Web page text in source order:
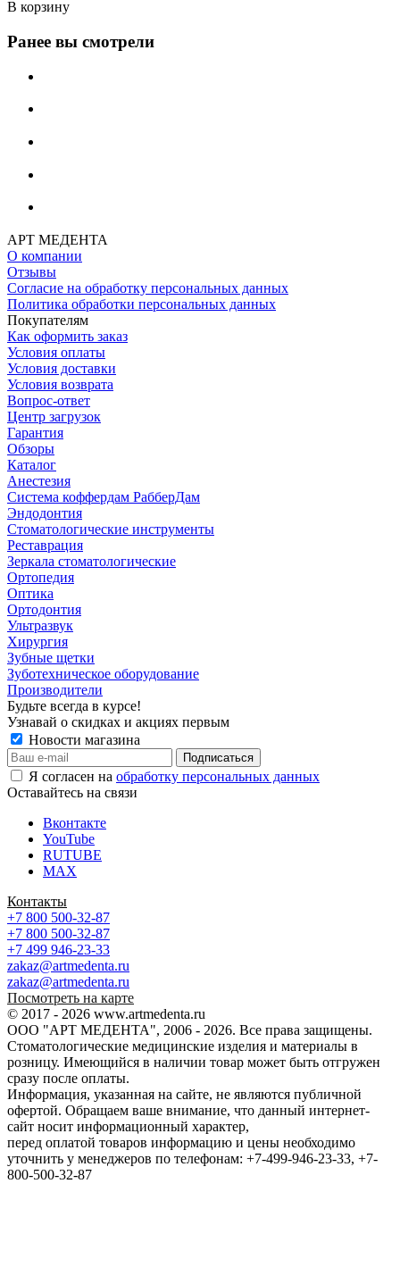
В корзину
Ранее вы смотрели
АРТ МЕДЕНТА
О компании
Отзывы
Согласие на обработку персональных данных
Политика обработки персональных данных
Покупателям
Как оформить заказ
Условия оплаты
Условия доставки
Условия возврата
Вопрос-ответ
Центр загрузок
Гарантия
Обзоры
Каталог
Анестезия
Система коффердам РабберДам
Эндодонтия
Стоматологические инструменты
Реставрация
Зеркала стоматологические
Ортопедия
Оптика
Ортодонтия
Ультразвук
Хирургия
Зубные щетки
Зуботехническое оборудование
Производители
Будьте всегда в курсе!
Узнавай о скидках и акциях первым
Новости магазина
Я согласен на обработку персональных данных
Оставайтесь на связи
Вконтакте
YouTube
RUTUBE
MAX
Контакты
+7 800 500-32-87
+7 800 500-32-87
+7 499 946-23-33
zakaz@artmedenta.ru
zakaz@artmedenta.ru
Посмотреть на карте
© 2017 - 2026 www.artmedenta.ru
ООО "АРТ МЕДЕНТА", 2006 - 2026. Все права защищены.
Стоматологические медицинские изделия и материалы в
розницу. Имеющийся в наличии товар может быть отгружен
сразу после оплаты.
Информация, указанная на сайте, не являются публичной
офертой. Обращаем ваше внимание, что данный интернет-
сайт носит информационный характер,
перед оплатой товаров информацию и цены необходимо
уточнить у менеджеров по телефонам: +7-499-946-23-33, +7-
800-500-32-87